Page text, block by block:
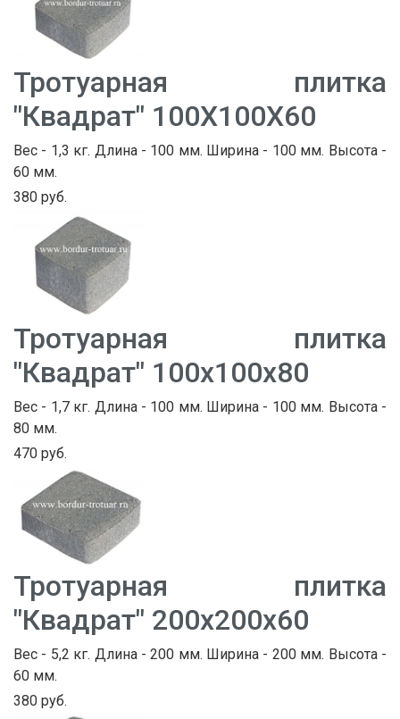
Тротуарная плитка
"Квадрат" 100Х100Х60
Вес - 1,3 кг. Длина - 100 мм. Ширина - 100 мм. Высота -
60 мм.
380 руб.
Тротуарная плитка
"Квадрат" 100х100х80
Вес - 1,7 кг. Длина - 100 мм. Ширина - 100 мм. Высота -
80 мм.
470 руб.
Тротуарная плитка
"Квадрат" 200х200х60
Вес - 5,2 кг. Длина - 200 мм. Ширина - 200 мм. Высота -
60 мм.
380 руб.